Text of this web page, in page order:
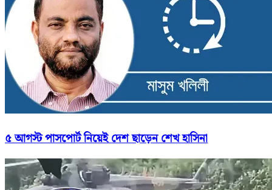
৫ আগস্ট পাসপোর্ট নিয়েই দেশ ছাড়েন শেখ হাসিনা